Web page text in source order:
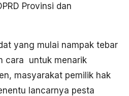
Provinsi dan
yang mulai nampak tebar
cara untuk menarik
masyarakat pemilik hak
lancarnya pesta